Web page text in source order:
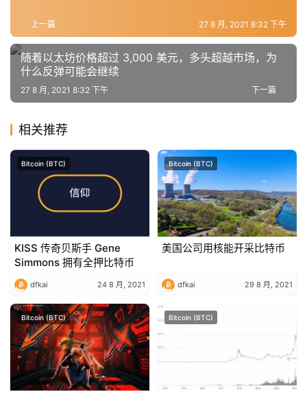
上一篇 27 8 月, 2021 8:32 下午
随着以太坊价格超过 3,000 美元，多头超越市场，为
什么反弹可能会继续
下一篇
27 8 月, 2021 8:32 下午
相关推荐
Bitcoin (BTC)
KISS 传奇贝斯手 Gene
Simmons 拥有全押比特币
dfkai 24 8 月, 2021
Bitcoin (BTC)
美国公司用核能开采比特币
dfkai 29 8 月, 2021
Bitcoin (BTC) Bitcoin (BTC)